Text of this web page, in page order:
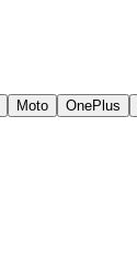
Moto OnePlus